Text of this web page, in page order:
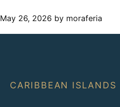
May 26, 2026 by moraferia
CARIBBEAN ISLANDS